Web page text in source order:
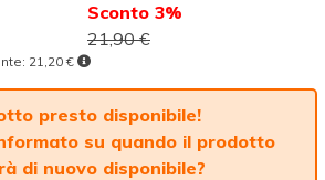
Sconto 3%
21,90 €
21,20 €
presto disponibile!
su quando il prodotto
di nuovo disponibile?